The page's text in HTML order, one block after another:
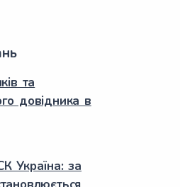
та
довідника в
Україна: за